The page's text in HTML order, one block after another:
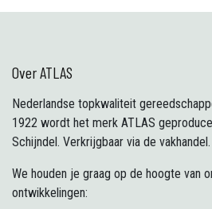
Over ATLAS
Nederlandse topkwaliteit
1922 wordt het merk ATLAS
Schijndel. Verkrijgbaar via de vakhandel.
We houden je graag op de hoogte van
ontwikkelingen: